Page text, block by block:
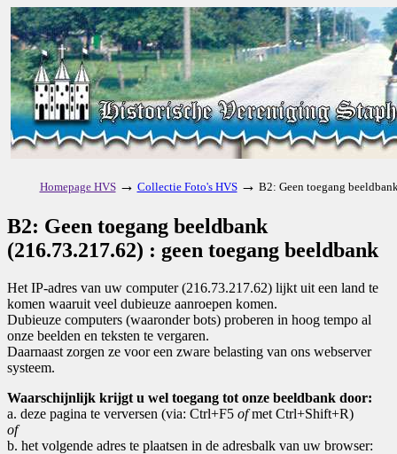
Homepage HVS → Collectie Foto's HVS → B2: Geen toegang
B2: Geen toegang beeldbank
(216.73.217.62) : geen toegang beeldbank
Het IP-adres van uw computer (216.73.217.62) lijkt uit een land te
komen waaruit veel dubieuze aanroepen komen.
Dubieuze computers (waaronder bots) proberen in hoog tempo al
onze beelden en teksten te vergaren.
Daarnaast zorgen ze voor een zware belasting van ons webserver
systeem.
Waarschijnlijk krijgt u wel toegang tot onze beeldbank door:
a. deze pagina te verversen (via: Ctrl+F5 ofmet Ctrl+Shift+R)
of
b. het volgende adres te plaatsen in de adresbalk van uw browser: